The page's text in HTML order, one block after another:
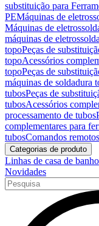
substituição para
PEMáquinas de
Máquinas de
máquinas de
topoPeças de
topoAcessórios
topoPeças de
máquinas de soldadura
tubosPeças de
tubosAcessórios
processamento de tubos
complementares para
tubosComandos remotos
Categorias de produto
Linhas de casa de banho
Novidades